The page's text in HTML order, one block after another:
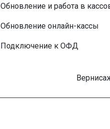
Обновление и работа в
Обновление онлайн-кассы
Подключение к ОФД